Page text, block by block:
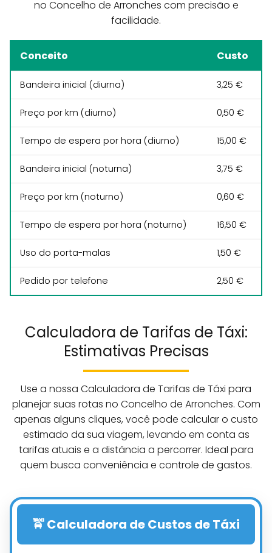
no Concelho de Arronches com precisão e
facilidade.
Conceito Custo
Bandeira inicial (diurna) 3,25 €
Preço por km (diurno) 0,50 €
Tempo de espera por hora (diurno) 15,00 €
Bandeira inicial (noturna) 3,75 €
Preço por km (noturno) 0,60 €
Tempo de espera por hora (noturno) 16,50 €
Uso do porta-malas 1,50 €
Pedido por telefone 2,50 €
Calculadora de Tarifas de Táxi:
Estimativas Precisas
Use a nossa Calculadora de Tarifas de Táxi para
planejar suas rotas no Concelho de Arronches. Com
apenas alguns cliques, você pode calcular o custo
estimado da sua viagem, levando em conta as
tarifas atuais e a distância a percorrer. Ideal para
quem busca conveniência e controle de gastos.
🚖 Calculadora de Custos de Táxi